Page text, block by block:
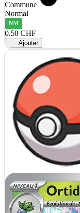
Commune
Normal
NM
0.50 CHF
Ajouter